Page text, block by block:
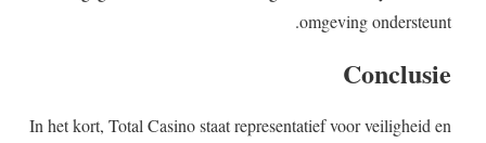
omgeving ondersteunt.
Conclusie
In het kort, Total Casino staat representatief voor veiligheid en